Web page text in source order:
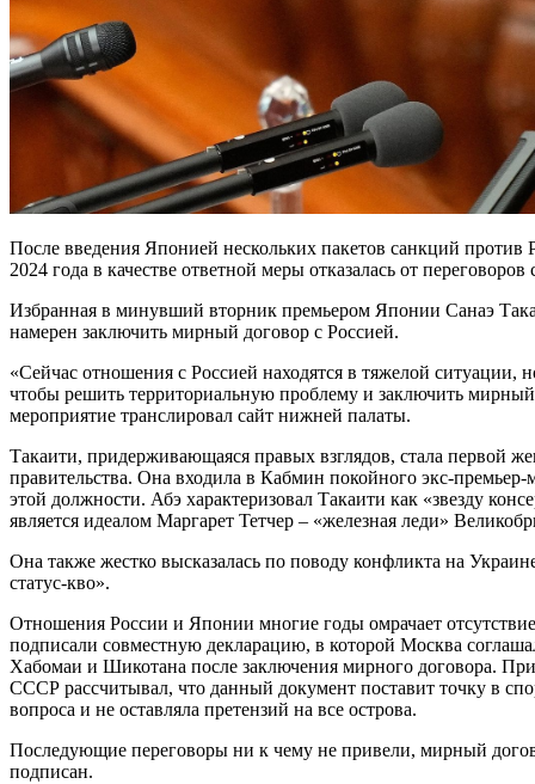
После введения Японией нескольких пакетов санкций
2024 года в качестве ответной меры отказалась от
Избранная в минувший вторник премьером Японии Санаэ
намерен заключить мирный договор с Россией.
«Сейчас отношения с Россией находятся в тяжелой ситуации,
чтобы решить территориальную проблему и заключить мирный
мероприятие транслировал сайт нижней палаты.
Такаити, придерживающаяся правых взглядов, стала первой
правительства. Она входила в Кабмин покойного экс-
этой должности. Абэ характеризовал Такаити как «звезду
является идеалом Маргарет Тетчер – «железная леди»
Она также жестко высказалась по поводу конфликта на
статус-кво».
Отношения России и Японии многие годы омрачает
подписали совместную декларацию, в которой Москва
Хабомаи и Шикотана после заключения мирного договора.
СССР рассчитывал, что данный документ поставит точку в
вопроса и не оставляла претензий на все острова.
Последующие переговоры ни к чему не привели, мирный
подписан.